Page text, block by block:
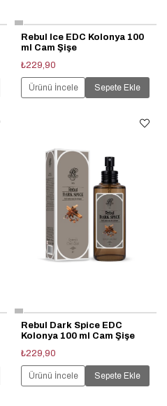
Rebul Ice EDC Kolonya 100
ml Cam Şişe
₺229,90
Ürünü İncele Sepete Ekle
Rebul Dark Spice EDC
Kolonya 100 ml Cam Şişe
₺229,90
Ürünü İncele Sepete Ekle